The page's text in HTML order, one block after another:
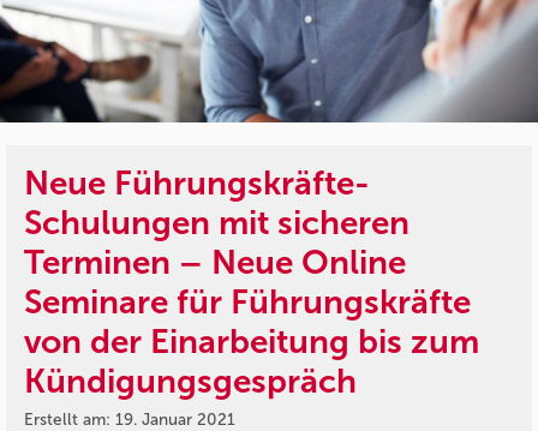
Neue Führungskräfte-
Schulungen mit sicheren
Terminen – Neue Online
Seminare für Führungskräfte
von der Einarbeitung bis zum
Kündigungsgespräch
Erstellt am: 19. Januar 2021